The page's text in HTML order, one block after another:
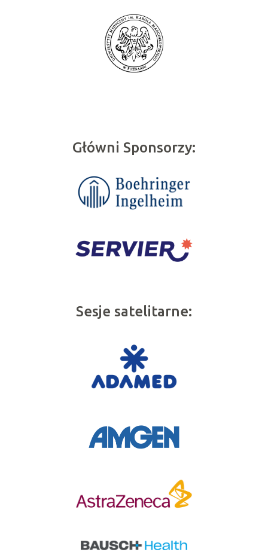
Główni Sponsorzy:
Sesje satelitarne: